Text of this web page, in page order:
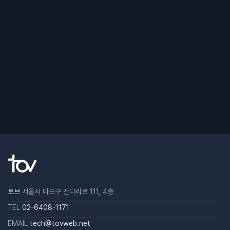
토브 서울시 마포구 잔다리로 111, 4층
TEL 02-6408-1171
EMAIL tech@tovweb.net